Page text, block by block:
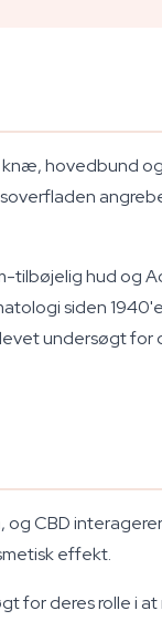
knæ, hovedbund
tilbøjelig hud og
siden
undersøgt for
og CBD
effekt.
for deres rolle i